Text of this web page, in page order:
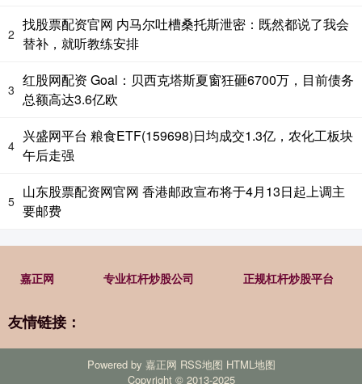
2
找股票配资官网 内马尔吐槽桑托斯泄密：既然都说了我会
替补，就听教练安排
3
红股网配资 Goal：贝西克塔斯夏窗狂砸6700万，目前债务
总额高达3.6亿欧
4
兴盛网平台 粮食ETF(159698)日均成交1.3亿，农化工板块
午后走强
5
山东股票配资网官网 香港邮政宣布将于4月13日起上调主
要邮费
嘉正网 专业杠杆炒股公司 正规杠杆炒股平台
友情链接：
Powered by 嘉正网 RSS地图 HTML地图
Copyright © 2013-2025